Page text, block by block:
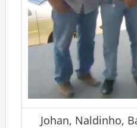
Johan, Naldinho,